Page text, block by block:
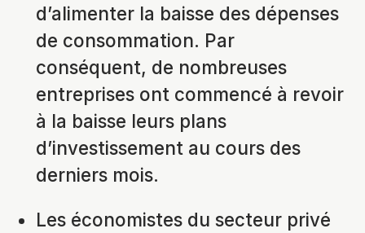
d’alimenter la baisse des dépenses
de consommation. Par
conséquent, de nombreuses
entreprises ont commencé à revoir
à la baisse leurs plans
d’investissement au cours des
derniers mois.
Les économistes du secteur privé